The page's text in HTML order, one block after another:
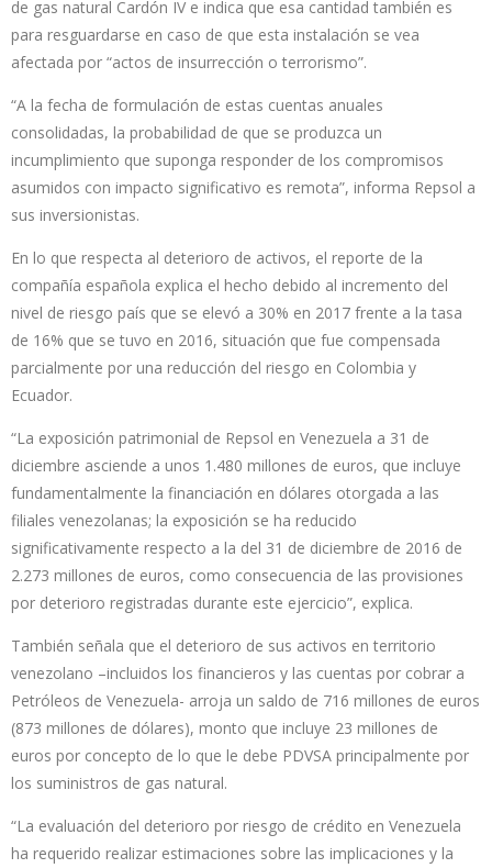
de gas natural Cardón IV e indica que esa cantidad también es
para resguardarse en caso de que esta instalación se vea
afectada por “actos de insurrección o terrorismo”.
“A la fecha de formulación de estas cuentas anuales
consolidadas, la probabilidad de que se produzca un
incumplimiento que suponga responder de los compromisos
asumidos con impacto significativo es remota”, informa Repsol a
sus inversionistas.
En lo que respecta al deterioro de activos, el reporte de la
compañía española explica el hecho debido al incremento del
nivel de riesgo país que se elevó a 30% en 2017 frente a la tasa
de 16% que se tuvo en 2016, situación que fue compensada
parcialmente por una reducción del riesgo en Colombia y
Ecuador.
“La exposición patrimonial de Repsol en Venezuela a 31 de
diciembre asciende a unos 1.480 millones de euros, que incluye
fundamentalmente la financiación en dólares otorgada a las
filiales venezolanas; la exposición se ha reducido
significativamente respecto a la del 31 de diciembre de 2016 de
2.273 millones de euros, como consecuencia de las provisiones
por deterioro registradas durante este ejercicio”, explica.
También señala que el deterioro de sus activos en territorio
venezolano –incluidos los financieros y las cuentas por cobrar a
Petróleos de Venezuela- arroja un saldo de 716 millones de euros
(873 millones de dólares), monto que incluye 23 millones de
euros por concepto de lo que le debe PDVSA principalmente por
los suministros de gas natural.
“La evaluación del deterioro por riesgo de crédito en Venezuela
ha requerido realizar estimaciones sobre las implicaciones y la